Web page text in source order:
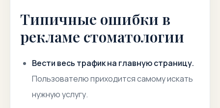
Типичные ошибки в
рекламе стоматологии
Вести весь трафик на главную страницу.
Пользователю приходится самому искать
нужную услугу.